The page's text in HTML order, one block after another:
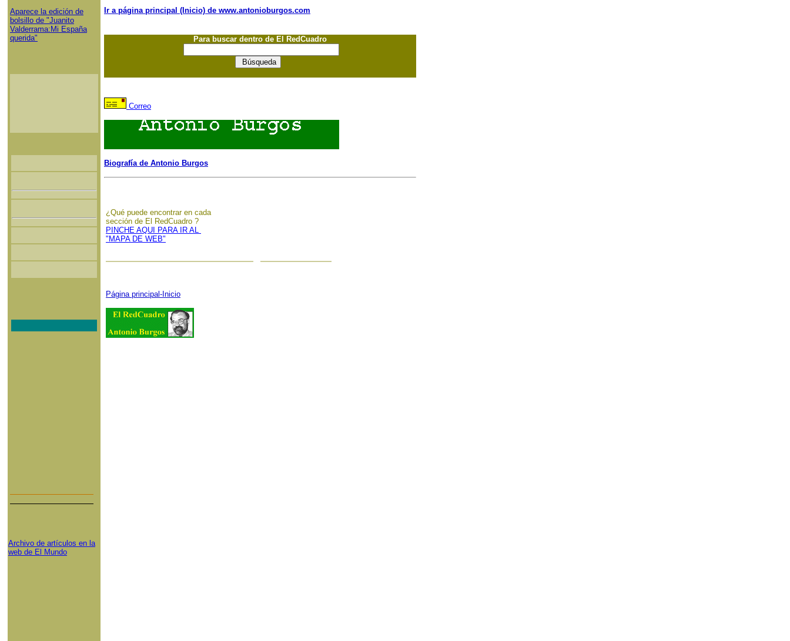
Aparece la edición de
bolsillo de "Juanito
Valderrama:Mi España
querida"
Archivo de artículos en la
web de El Mundo
Ir a página principal (Inicio) de www.antonioburgos.com
Para buscar dentro de El RedCuadro
Correo
Biografía de Antonio Burgos
¿Qué puede encontrar en cada
sección de El RedCuadro ?
PINCHE AQUI PARA IR AL
"MAPA DE WEB"
Página principal-Inicio